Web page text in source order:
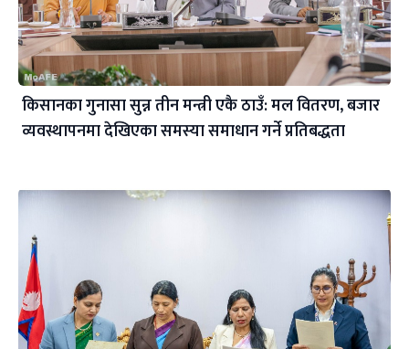
किसानका गुनासा सुन्न तीन मन्त्री एकै ठाउँ: मल वितरण, बजार
व्यवस्थापनमा देखिएका समस्या समाधान गर्ने प्रतिबद्धता